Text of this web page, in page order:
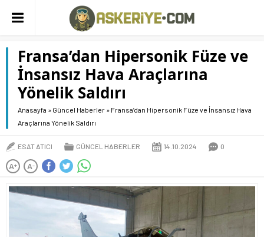
Fransa’dan Hipersonik Füze ve
İnsansız Hava Araçlarına
Yönelik Saldırı
Anasayfa » Güncel Haberler » Fransa’dan Hipersonik Füze ve İnsansız Hava
Araçlarına Yönelik Saldırı
ESAT ATICI GÜNCEL HABERLER 14.10.2024 0
A+ A-